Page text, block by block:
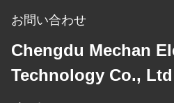
お問い合わせ
Chengdu Mechan
Technology Co., Ltd